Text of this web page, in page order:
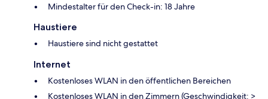
Mindestalter für den Check-in: 18 Jahre
Haustiere
Haustiere sind nicht gestattet
Internet
Kostenloses WLAN in den öffentlichen Bereichen
Kostenloses WLAN in den Zimmern (Geschwindigkeit: >